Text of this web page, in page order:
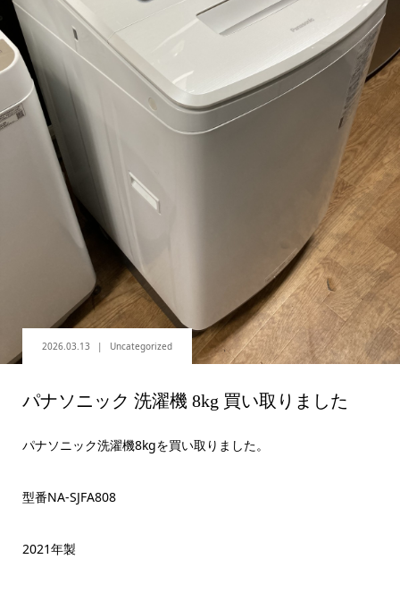
2026.03.13 Uncategorized
パナソニック 洗濯機 8kg 買い取りました
パナソニック洗濯機8kgを買い取りました。
型番NA-SJFA808
2021年製